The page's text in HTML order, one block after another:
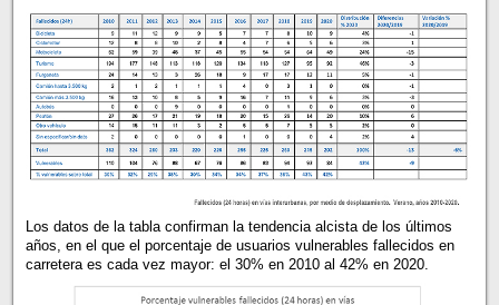
Los datos de la tabla confirman la tendencia alcista de los últimos
años, en el que el porcentaje de usuarios vulnerables fallecidos en
carretera es cada vez mayor: el 30% en 2010 al 42% en 2020.